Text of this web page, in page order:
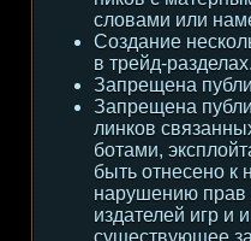
словами или
Создание
в трейд-разделах.
Запрещена
Запрещена
линков
ботами,
быть отнесено к
нарушению прав
издателей игр и
существующее